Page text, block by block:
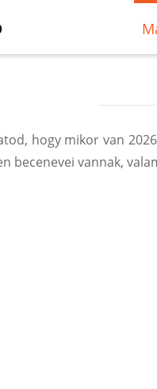
hogy mikor van
becenevei vannak,